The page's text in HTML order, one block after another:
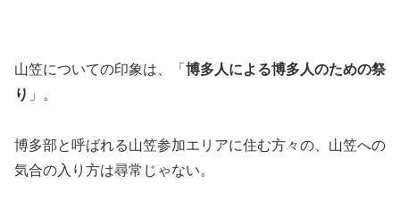
山笠についての印象は、「 博多人による博多人のための祭
り 」。
博多部と呼ばれる山笠参加エリアに住む方々の、山笠への
気合の入り方は尋常じゃない。